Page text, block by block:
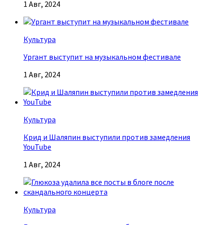
1 Авг, 2024
Культура
Ургант выступит на музыкальном фестивале
1 Авг, 2024
Культура
Крид и Шаляпин выступили против замедления
YouTube
1 Авг, 2024
Культура